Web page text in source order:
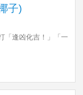
子)
「逢凶化吉！」「一